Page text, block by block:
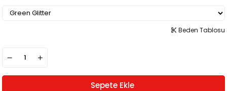
Beden Tablosu